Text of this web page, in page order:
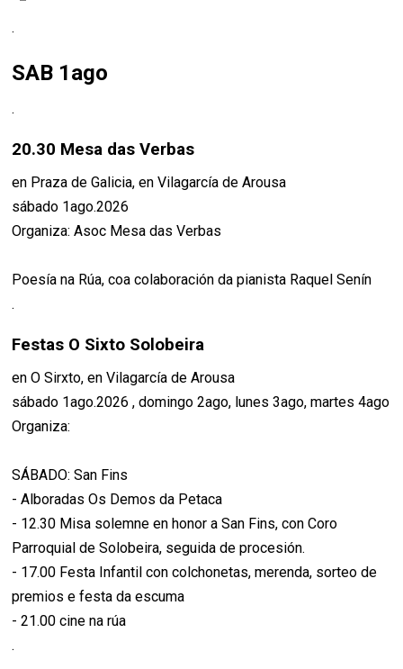
.
SAB 1ago
.
20.30 Mesa das Verbas
en Praza de Galicia, en Vilagarcía de Arousa
sábado 1ago.2026
Organiza: Asoc Mesa das Verbas
Poesía na Rúa, coa colaboración da pianista Raquel Senín
.
Festas O Sixto Solobeira
en O Sirxto, en Vilagarcía de Arousa
sábado 1ago.2026 , domingo 2ago, lunes 3ago, martes 4ago
Organiza:
SÁBADO: San Fins
- Alboradas Os Demos da Petaca
- 12.30 Misa solemne en honor a San Fins, con Coro
Parroquial de Solobeira, seguida de procesión.
- 17.00 Festa Infantil con colchonetas, merenda, sorteo de
premios e festa da escuma
- 21.00 cine na rúa
.